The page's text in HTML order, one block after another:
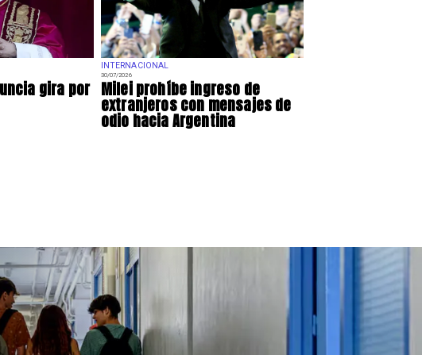
gira por
INTERNACIONAL
30/07/2026
Milei prohíbe ingreso de
extranjeros con mensajes de
odio hacia Argentina